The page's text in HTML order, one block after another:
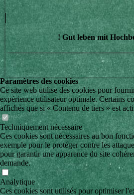
! Gut leben mit
Paramètres des cookies
Ce site web utilise des cookies pour
expérience utilisateur optimale. Certains
affichés que si « Contenu de tiers » est
Techniquement nécessaire
Ces cookies sont nécessaires au bon
exemple pour le protéger contre les
pour garantir une apparence du site
demande.
Analytique
Ces cookies sont utilisés pour optimiser